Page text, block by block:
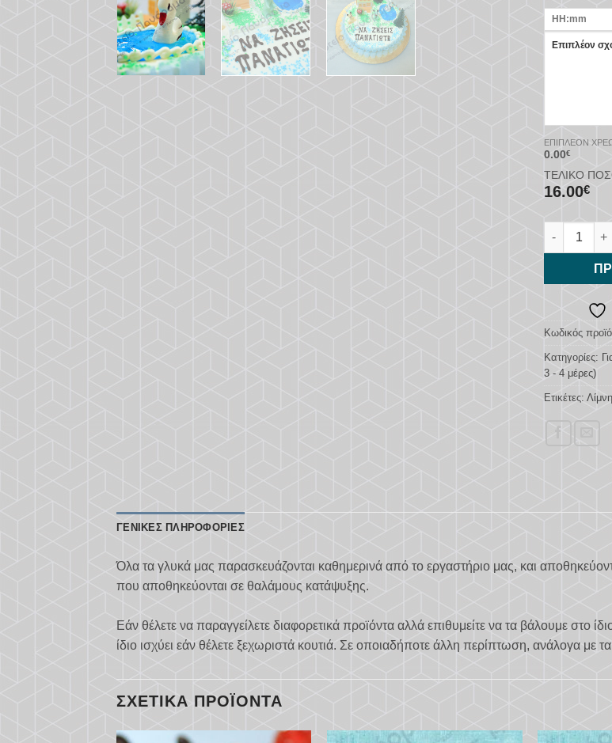
ΕΠΙΠΛΈΟΝ
0.00€
ΤΕΛΙΚΌ
16.00€
Τούρτα
Κωδικός
Κατηγορίες:
3 - 4 μέρες)
Ετικέτες: Λίμνη
ΓΕΝΙΚΈΣ ΠΛΗΡΟΦΟΡΊΕΣ
Όλα τα γλυκά μας παρασκευάζονται καθημερινά από το εργαστήριο μας, και
που αποθηκεύονται σε θαλάμους κατάψυξης.
Εάν θέλετε να παραγγείλετε διαφορετικά προϊόντα αλλά επιθυμείτε να τα βάλουμε στο
ίδιο ισχύει εάν θέλετε ξεχωριστά κουτιά. Σε οποιαδήποτε άλλη περίπτωση, ανάλογα με
ΣΧΕΤΙΚΆ ΠΡΟΪΌΝΤΑ